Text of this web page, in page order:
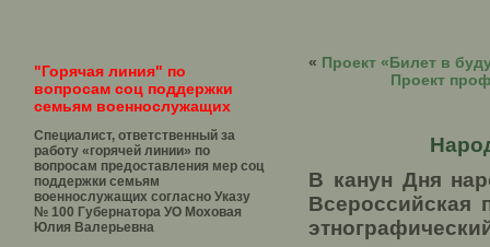
"Горячая линия" по
вопросам соц поддержки
семьям военнослужащих
Специалист, ответственный за
работу «горячей линии» по
вопросам предоставления мер соц
поддержки семьям
военнослужащих согласно Указу
№ 100 Губернатора УОМоховая
Юлия Валерьевна
« Проект «Билет в
Проект
В канун Дня
Всероссийская